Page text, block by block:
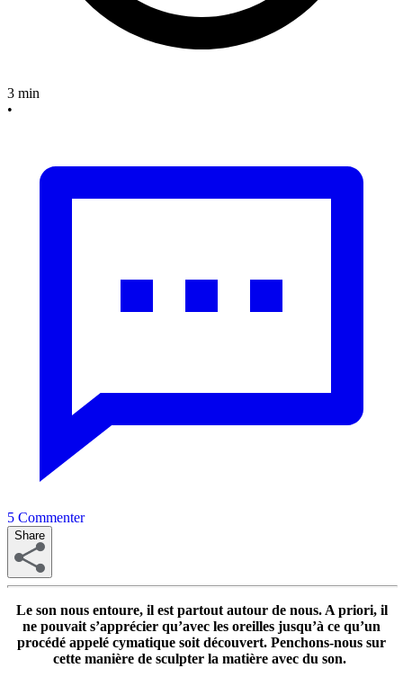
3 min
•
5 Commenter
Share
Le son nous entoure, il est partout autour de nous. A priori, il
ne pouvait s’apprécier qu’avec les oreilles jusqu’à ce qu’un
procédé appelé cymatique soit découvert. Penchons-nous sur
cette manière de sculpter la matière avec du son.